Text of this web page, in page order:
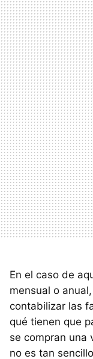
En el caso de
mensual o
contabilizar las
qué tienen que
se compran una
no es tan